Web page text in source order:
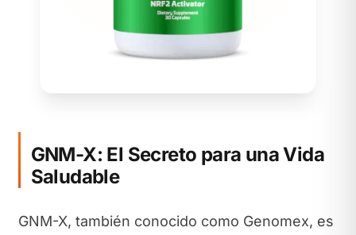
GNM-X: El Secreto para una Vida
Saludable
GNM-X, también conocido como Genomex, es